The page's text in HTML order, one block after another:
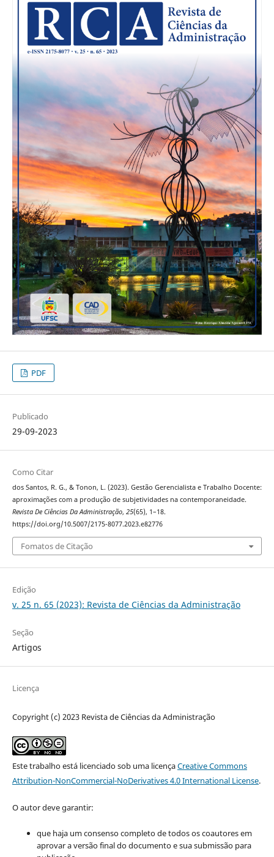
PDF
Publicado
29-09-2023
Como Citar
dos Santos, R. G., & Tonon, L. (2023). Gestão Gerencialista e Trabalho Docente:
aproximações com a produção de subjetividades na contemporaneidade.
Revista De Ciências Da Administração, 25(65), 1–18.
https://doi.org/10.5007/2175-8077.2023.e82776
Fomatos de Citação
Edição
v. 25 n. 65 (2023): Revista de Ciências da Administração
Seção
Artigos
Licença
Copyright (c) 2023 Revista de Ciências da Administração
Este trabalho está licenciado sob uma licençaCreative Commons
Attribution-NonCommercial-NoDerivatives 4.0 International License.
O autor deve garantir:
que haja um consenso completo de todos os coautores em
aprovar a versão final do documento e sua submissão para